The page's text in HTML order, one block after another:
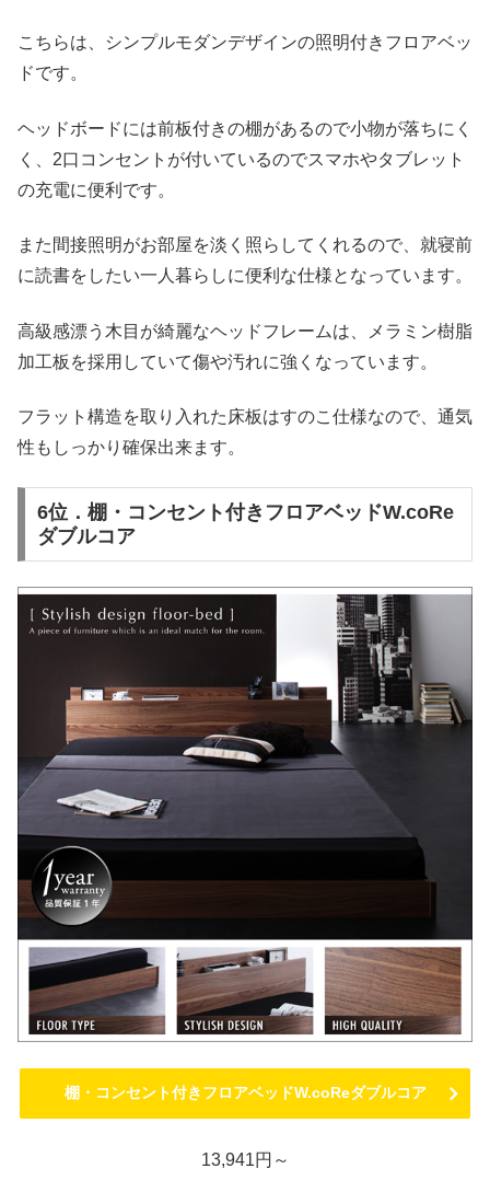
こちらは、シンプルモダンデザインの照明付きフロアベッ
ドです。
ヘッドボードには前板付きの棚があるので小物が落ちにく
く、2口コンセントが付いているのでスマホやタブレット
の充電に便利です。
また間接照明がお部屋を淡く照らしてくれるので、就寝前
に読書をしたい一人暮らしに便利な仕様となっています。
高級感漂う木目が綺麗なヘッドフレームは、メラミン樹脂
加工板を採用していて傷や汚れに強くなっています。
フラット構造を取り入れた床板はすのこ仕様なので、通気
性もしっかり確保出来ます。
6位．棚・コンセント付きフロアベッドW.coRe
ダブルコア
棚・コンセント付きフロアベッドW.coReダブルコア
13,941円～